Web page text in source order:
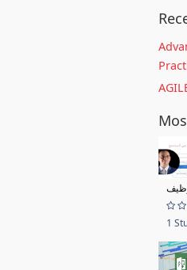
1